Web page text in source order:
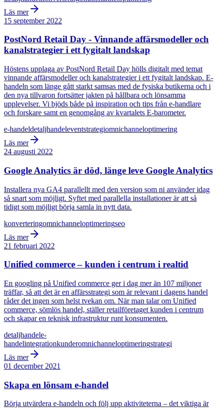
Läs mer
15 september 2022
PostNord Retail Day - Vinnande affärsmodeller och
kanalstrategier i ett fygitalt landskap
Höstens upplaga av PostNord Retail Day hölls digitalt med temat
vinnande affärsmodeller och kanalstrategier i ett fygitalt landskap. E-
handeln som länge gått starkt samsas med de fysiska butikerna och i
den nya tillvaron fortsätter jakten på hållbara och lönsamma
upplevelser. Vi bjöds både på inspiration och tips från e-handlare
och forskare samt en genomgång av kvartalets E-barometer.
e-handeldetaljhandeleventstrategiomnichanneloptimering
Läs mer
24 augusti 2022
Google Analytics är död, länge leve Google Analytics
Installera nya GA4 parallellt med den version som ni använder idag
så snart som möjligt. Syftet med parallella installationer är att så
tidigt som möjligt börja samla in nytt data.
konverteringomnichanneloptimeringseo
Läs mer
21 februari 2022
Unified commerce – kunden i centrum i realtid
En googling på Unified commerce ger i dag mer än 107 miljoner
träffar, så att det är en affärsstrategi som är relevant i dagens handel
råder det ingen som helst tvekan om. När man talar om Unified
commerce, sömlös handel, ställer retailföretaget kunden i centrum
och skapar en teknisk infrastruktur runt konsumenten.
detaljhandele-
handelintegrationkunderomnichanneloptimeringstrategi
Läs mer
01 december 2021
Skapa en lönsam e-handel
Börja utvärdera e-handeln och följ upp aktiviteterna – det viktiga är